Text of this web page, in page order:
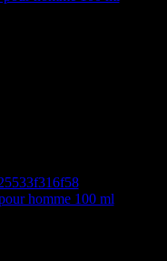
homme 100 ml